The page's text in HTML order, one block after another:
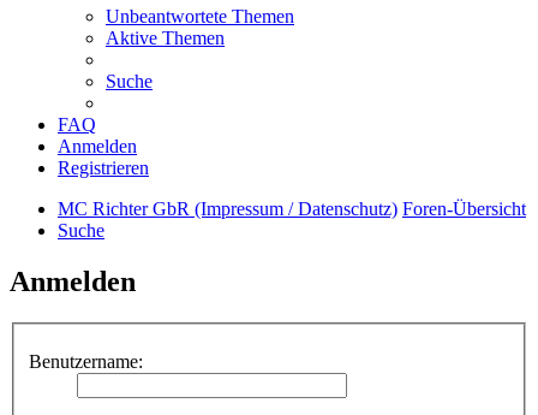
Unbeantwortete Themen
Aktive Themen
Suche
FAQ
Anmelden
Registrieren
MC Richter GbR (Impressum / Datenschutz) Foren-Übersicht
Suche
Anmelden
Benutzername: